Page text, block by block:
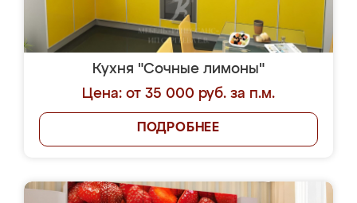
Кухня "Сочные лимоны"
Цена: от 35 000 руб. за п.м.
ПОДРОБНЕЕ